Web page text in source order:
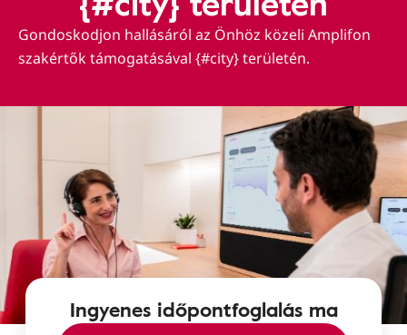
Gondoskodjon hallásáról az Önhöz közeli Amplifon
szakértők támogatásával {#city} területén.
Ingyenes időpontfoglalás ma